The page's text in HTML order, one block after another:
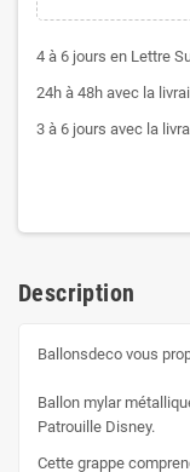
4 à 6 jours en Lettre
24h à 48h avec la
3 à 6 jours avec la
Description
Ballonsdeco vous
Ballon mylar
Patrouille Disney.
Cette grappe